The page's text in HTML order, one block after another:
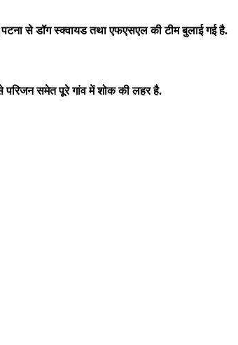
से डॉग स्क्वायड तथा एफएसएल की टीम बुलाई गई है.
परिजन समेत पूरे गांव में शोक की लहर है.